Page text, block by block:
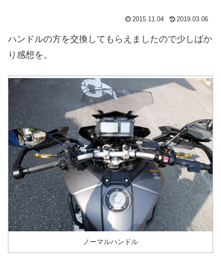
2015.11.04 2019.03.06
ハンドルの方を交換してもらえましたので少しばか
り感想を。
ノーマルハンドル